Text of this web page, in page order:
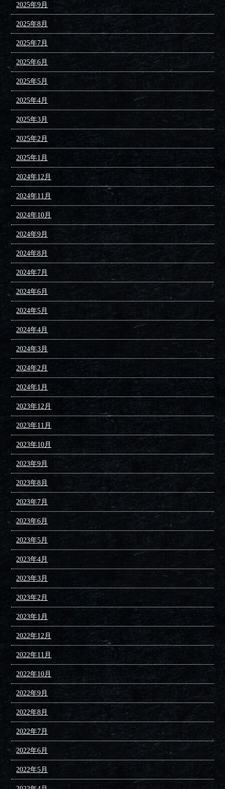
2025年9月
2025年8月
2025年7月
2025年6月
2025年5月
2025年4月
2025年3月
2025年2月
2025年1月
2024年12月
2024年11月
2024年10月
2024年9月
2024年8月
2024年7月
2024年6月
2024年5月
2024年4月
2024年3月
2024年2月
2024年1月
2023年12月
2023年11月
2023年10月
2023年9月
2023年8月
2023年7月
2023年6月
2023年5月
2023年4月
2023年3月
2023年2月
2023年1月
2022年12月
2022年11月
2022年10月
2022年9月
2022年8月
2022年7月
2022年6月
2022年5月